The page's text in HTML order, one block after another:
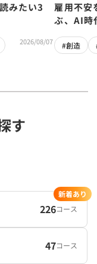
みたい3
2026/08/07
雇用不
ぶ、AI時
#創造
す
226コース
新着あり
47コース